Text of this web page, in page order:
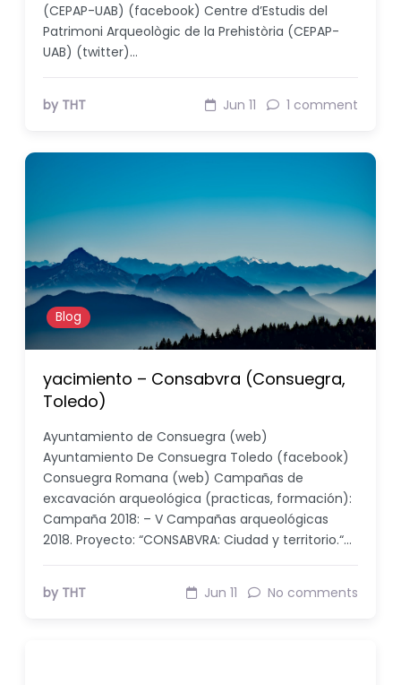
(CEPAP-UAB) (facebook) Centre d’Estudis del
Patrimoni Arqueològic de la Prehistòria (CEPAP-
UAB) (twitter)…
by THT Jun 11 1 comment
Blog
yacimiento – Consabvra (Consuegra,
Toledo)
Ayuntamiento de Consuegra (web)
Ayuntamiento De Consuegra Toledo (facebook)
Consuegra Romana (web) Campañas de
excavación arqueológica (practicas, formación):
Campaña 2018: – V Campañas arqueológicas
2018. Proyecto: “CONSABVRA: Ciudad y territorio.“…
by THT Jun 11 No comments